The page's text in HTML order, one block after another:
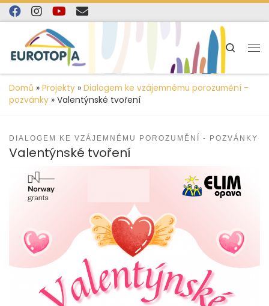
content
Skip to content
Search
Domů » Projekty » Dialogem ke vzájemnému porozumění -
pozvánky » Valentýnské tvoření
DIALOGEM KE VZÁJEMNÉMU POROZUMĚNÍ - POZVÁNKY
Valentýnské tvoření